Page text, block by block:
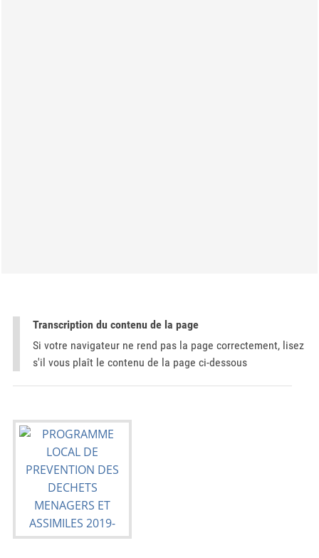
Transcription du contenu de la page
Si votre navigateur ne rend pas la page correctement, lisez
s'il vous plaît le contenu de la page ci-dessous